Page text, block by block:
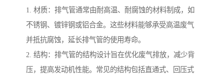
1. 材质：排气管通常由耐高温、耐腐蚀的材料制成，如
不锈钢、镀锌钢或铝合金。这些材料能够承受高温废气
并抵抗腐蚀，延长排气管的使用寿命。
2. 结构：排气管的结构设计旨在优化废气排放，减少背
压，提高发动机性能。常见的结构包括直通式、回压式